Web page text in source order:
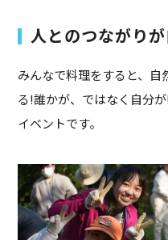
人とのつながり
みんなで料理をすると、
る!誰かが、ではなく自分
イベントです。